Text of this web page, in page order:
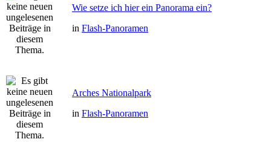
Wie setze ich hier ein Panorama ein?
in Flash-Panoramen
Arches Nationalpark
in Flash-Panoramen